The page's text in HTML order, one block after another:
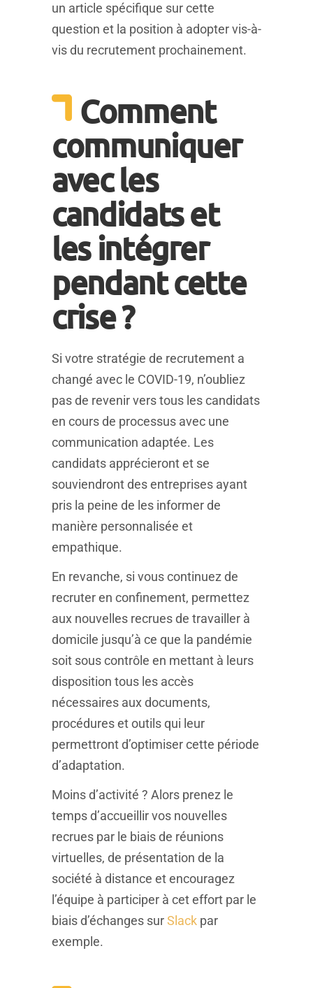
un article spécifique sur cette
question et la position à adopter vis-à-
vis du recrutement prochainement.
Comment
communiquer
avec les
candidats et
les intégrer
pendant cette
crise ?
Si votre stratégie de recrutement a
changé avec le COVID-19, n’oubliez
pas de revenir vers tous les candidats
en cours de processus avec une
communication adaptée. Les
candidats apprécieront et se
souviendront des entreprises ayant
pris la peine de les informer de
manière personnalisée et
empathique.
En revanche, si vous continuez de
recruter en confinement, permettez
aux nouvelles recrues de travailler à
domicile jusqu’à ce que la pandémie
soit sous contrôle en mettant à leurs
disposition tous les accès
nécessaires aux documents,
procédures et outils qui leur
permettront d’optimiser cette période
d’adaptation.
Moins d’activité ? Alors prenez le
temps d’accueillir vos nouvelles
recrues par le biais de réunions
virtuelles, de présentation de la
société à distance et encouragez
l’équipe à participer à cet effort par le
biais d’échanges surSlack par
exemple.